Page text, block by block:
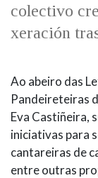
colectivo
xeración
Ao abeiro das
Pandeireteiras
Eva Castiñeira,
iniciativas para
cantareiras de
entre outras